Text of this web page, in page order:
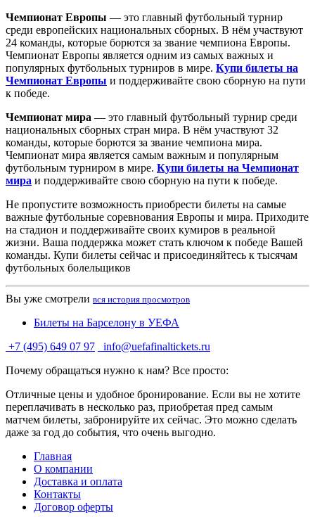
Чемпионат Европы — это главный футбольный турнир
среди европейских национальных сборных. В нём участвуют
24 команды, которые борются за звание чемпиона Европы.
Чемпионат Европы является одним из самых важных и
популярных футбольных турниров в мире. Купи билеты на
Чемпионат Европы и поддерживайте свою сборную на пути
к победе.
Чемпионат мира — это главный футбольный турнир среди
национальных сборных стран мира. В нём участвуют 32
команды, которые борются за звание чемпиона мира.
Чемпионат мира является самым важным и популярным
футбольным турниром в мире. Купи билеты на Чемпионат
мира и поддерживайте свою сборную на пути к победе.
Не пропустите возможность приобрести билеты на самые
важные футбольные соревнования Европы и мира. Приходите
на стадион и поддерживайте своих кумиров в реальной
жизни. Ваша поддержка может стать ключом к победе Вашей
команды. Купи билеты сейчас и присоединяйтесь к тысячам
футбольных болельщиков
Вы уже смотрели вся история просмотров
Билеты на Барселону в УЕФА
+7 (495) 649 07 97
info@uefafinaltickets.ru
Почему обращаться нужно к нам? Все просто:
Отличные цены и удобное бронирование. Если вы не хотите
переплачивать в несколько раз, приобретая пред самым
матчем билеты, забронируйте их сейчас. Это можно сделать
даже за год до события, что очень выгодно.
Главная
О компании
Доставка и оплата
Контакты
Договор оферты